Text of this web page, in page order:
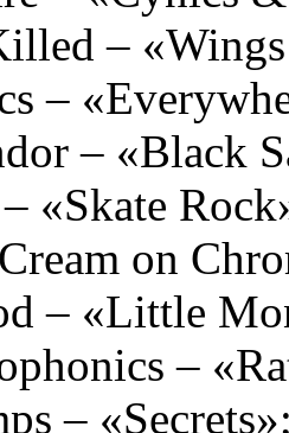
–
–
– «Black
«Skate
on
– «Little
–
–